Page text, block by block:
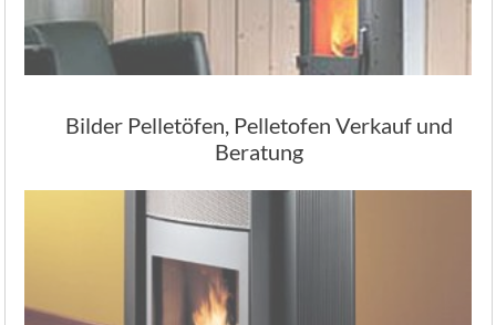
Bilder Pelletöfen, Pelletofen Verkauf und
Beratung